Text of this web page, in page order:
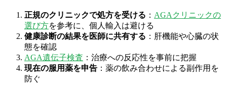
正規のクリニックで処方を受ける ： AGAクリニックの
選び方を参考に、個人輸入は避ける
健康診断の結果を医師に共有する ：肝機能や心臓の状
態を確認
AGA遺伝子検査 ：治療への反応性を事前に把握
現在の服用薬を申告 ：薬の飲み合わせによる副作用を
防ぐ